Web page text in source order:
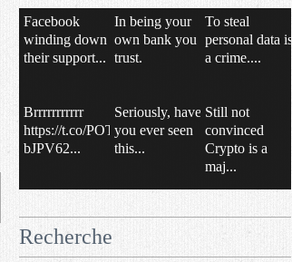
Facebook
winding down
their support...
In being your
own bank you
trust.
To steal
personal data is
a crime....
Brrrrrrrrrrr
https://t.co/POT
bJPV62...
Seriously, have
you ever seen
this...
Still not
convinced
Crypto is a
maj...
Recherche